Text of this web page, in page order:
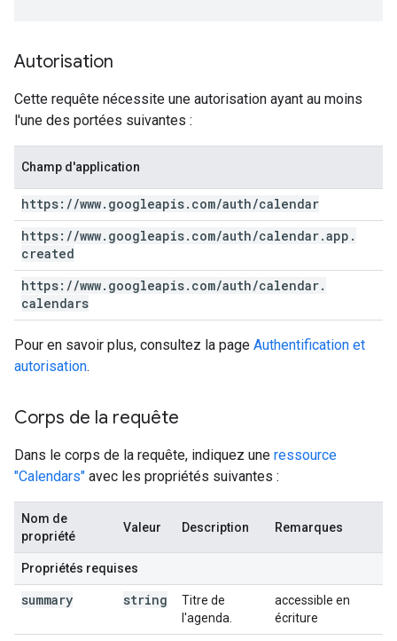
Autorisation
Cette requête nécessite une autorisation ayant au moins
l'une des portées suivantes :
Champ d'application
https: //www. googleapis. com/auth/calendar
https: //www. googleapis. com/auth/calendar.app .
created
https: //www. googleapis. com/auth/calendar.
calendars
Pour en savoir plus, consultez la page Authentification et
autorisation.
Corps de la requête
Dans le corps de la requête, indiquez une ressource
"Calendars" avec les propriétés suivantes :
Nom de
propriété
Valeur Description Remarques
Propriétés requises
summary string
Titre de
l'agenda.
accessible en
écriture